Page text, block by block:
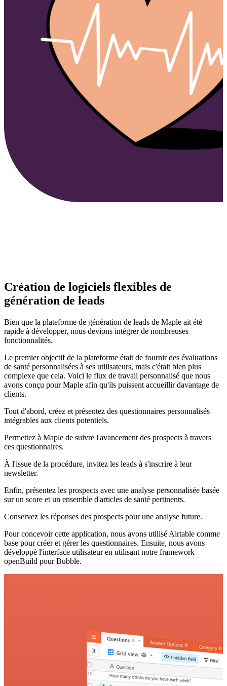
Création de logiciels flexibles de
génération de leads
Bien que la plateforme de génération de leads de Maple ait été
rapide à développer, nous devions intégrer de nombreuses
fonctionnalités.
Le premier objectif de la plateforme était de fournir des évaluations
de santé personnalisées à ses utilisateurs, mais c'était bien plus
complexe que cela. Voici le flux de travail personnalisé que nous
avons conçu pour Maple afin qu'ils puissent accueillir davantage de
clients.
Tout d'abord, créez et présentez des questionnaires personnalisés
intégrables aux clients potentiels.
Permettez à Maple de suivre l'avancement des prospects à travers
ces questionnaires.
À l'issue de la procédure, invitez les leads à s'inscrire à leur
newsletter.
Enfin, présentez les prospects avec une analyse personnalisée basée
sur un score et un ensemble d'articles de santé pertinents.
Conservez les réponses des prospects pour une analyse future.
Pour concevoir cette application, nous avons utilisé Airtable comme
base pour créer et gérer les questionnaires. Ensuite, nous avons
développé l'interface utilisateur en utilisant notre framework
openBuild pour Bubble.